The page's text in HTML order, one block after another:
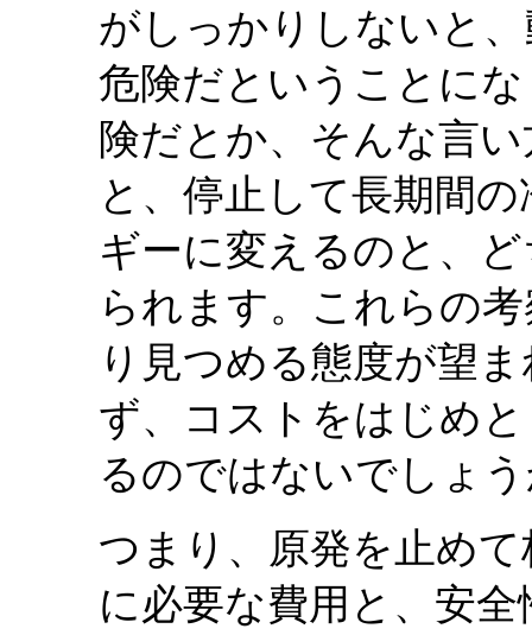
がしっかりしないと
危険だということに
険だとか、そんな言
と、停止して長期間
ギーに変えるのと、
られます。これらの
り見つめる態度が望
ず、コストをはじめ
るのではないでしょ
つまり、原発を止め
に必要な費用と、安